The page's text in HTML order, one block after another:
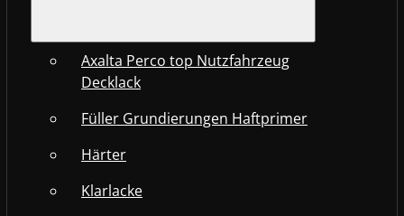
Axalta Perco top Nutzfahrzeug
Decklack
Füller Grundierungen Haftprimer
Härter
Klarlacke